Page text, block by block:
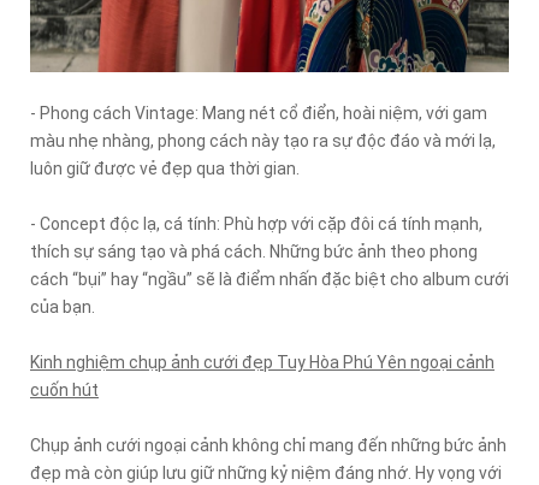
- Phong cách Vintage: Mang nét cổ điển, hoài niệm, với gam
màu nhẹ nhàng, phong cách này tạo ra sự độc đáo và mới lạ,
luôn giữ được vẻ đẹp qua thời gian.
- Concept độc lạ, cá tính: Phù hợp với cặp đôi cá tính mạnh,
thích sự sáng tạo và phá cách. Những bức ảnh theo phong
cách “bụi” hay “ngầu” sẽ là điểm nhấn đặc biệt cho album cưới
của bạn.
Kinh nghiệm chụp ảnh cưới đẹp Tuy Hòa Phú Yên ngoại cảnh
cuốn hút
Chụp ảnh cưới ngoại cảnh không chỉ mang đến những bức ảnh
đẹp mà còn giúp lưu giữ những kỷ niệm đáng nhớ. Hy vọng với